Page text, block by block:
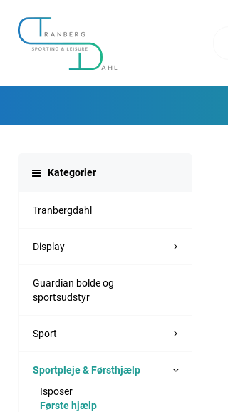
Kategorier
Tranbergdahl
Display
Guardian bolde og
sportsudstyr
Sport
Sportpleje & Førsthjælp
Isposer
Første hjælp